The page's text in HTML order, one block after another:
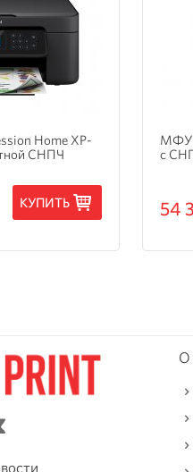
Home XP-
СНПЧ
КУПИТЬ
МФУ
с
54
О